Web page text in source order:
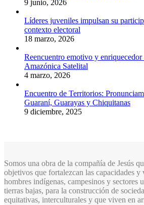
9 junio, 2026
Líderes juveniles impulsan su
contexto electoral
18 marzo, 2026
Reencuentro emotivo y enriquecedor
Amazónica Satelital
4 marzo, 2026
Encuentro de Territorios:
Guaraní, Guarayas y Chiquitanas
9 diciembre, 2025
Somos una obra de la compañía de Jesús
objetivos que fortalezcan las capacidades y
hombres indígenas, campesinos y sectores
tierras bajas, para la construcción de
equitativas, interculturales y que viven en